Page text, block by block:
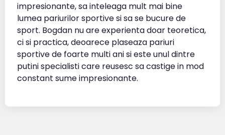
impresionante, sa inteleaga mult mai bine
lumea pariurilor sportive si sa se bucure de
sport. Bogdan nu are experienta doar teoretica,
ci si practica, deoarece plaseaza pariuri
sportive de foarte multi ani si este unul dintre
putini specialisti care reusesc sa castige in mod
constant sume impresionante.